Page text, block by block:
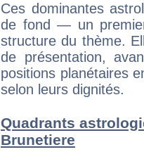
Ces dominantes
de fond — un
structure du thème.
de présentation,
positions planétaires
selon leurs dignités.
Quadrants
Brunetiere